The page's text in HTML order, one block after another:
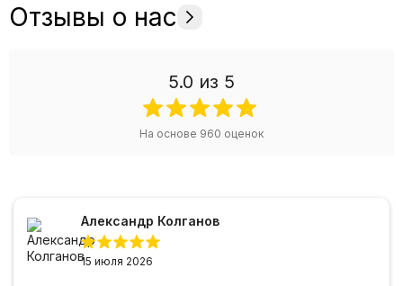
Отзывы о нас
5.0 из 5
На основе 960 оценок
Александр Колганов
15 июля 2026